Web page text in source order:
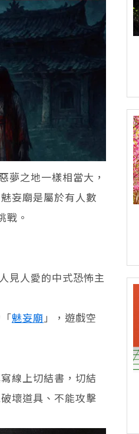
夢之地一樣相當大，
妄廟是屬於有人數
戰。
見人愛的中式恐怖主
魅妄廟 」，遊戲空
線上切結書，切結
壞道具、不能攻擊